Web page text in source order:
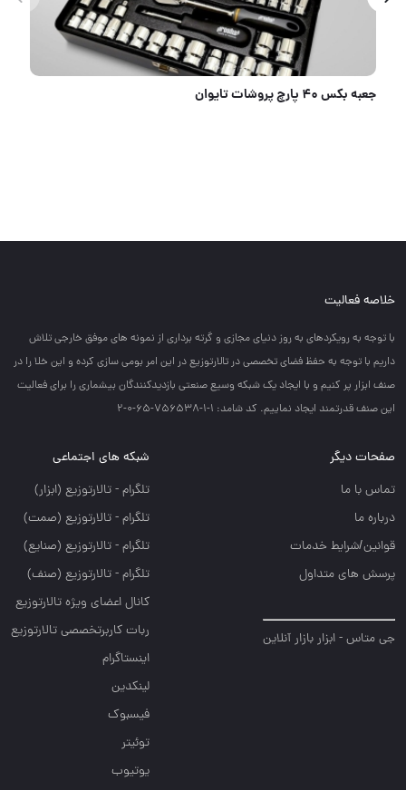
جعبه بلبرینگ کش هیدرولیک فورس
خلاصه فعالیت
با توجه به رويكردهاي به روز دنياي مجازي و گرته برداري از نمونه هاي موفق خارجي تلاش
داريم با توجه به حفظ فضاي تخصصي در تالارتوزيع در اين امر بومي سازي كرده و اين خلا را در
صنف ابزار پر كنيم و با ايجاد يك شبكه وسيع صنعتي بازديدكنندگان بيشماري را براي فعاليت
اين صنف قدرتمند ايجاد نماييم. کد شامد: 1-1-756538-65-0-2
صفحات دیگر
تماس با ما
درباره ما
قوانین/شرایط خدمات
پرسش های متداول
جی متاس - ابزار بازار آنلاین
شبکه های اجتماعی
تلگرام - تالارتوزيع (ابزار)
تلگرام - تالارتوزيع (صمت)
تلگرام - تالارتوزيع (صنايع)
تلگرام - تالارتوزیع (صنف)
کانال اعضای ویژه تالارتوزیع
ربات کاربرتخصصی تالارتوزیع
اینستاگرام
لینکدین
فیسبوک
توئیتر
یوتیوب